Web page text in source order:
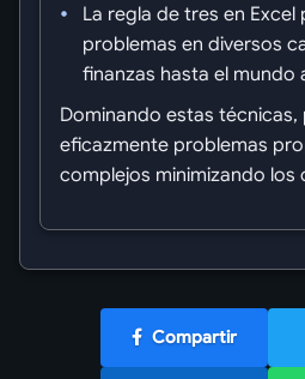
La regla de tres en
problemas en diversos
finanzas hasta el mundo
Dominando estas
eficazmente problemas
complejos minimizando los
Compartir